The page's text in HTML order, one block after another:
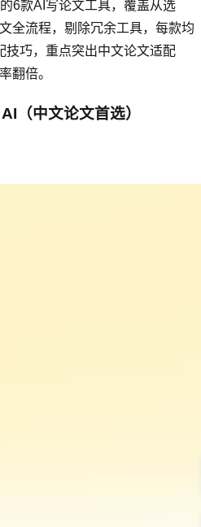
6款AI写论文工具，覆盖从选
全流程，剔除冗余工具，每款均
技巧，重点突出中文论文适配
翻倍。
（中文论文首选）